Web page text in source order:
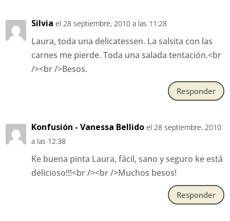
Silvia el 28 septiembre, 2010 a las 11:28
Laura, toda una delicatessen. La salsita con las
carnes me pierde. Toda una salada tentación.<br
/><br />Besos.
Responder
Konfusión - Vanessa Bellido el 28 septiembre, 2010
a las 12:38
Ke buena pinta Laura, fácil, sano y seguro ke está
delicioso!!!<br /><br />Muchos besos!
Responder